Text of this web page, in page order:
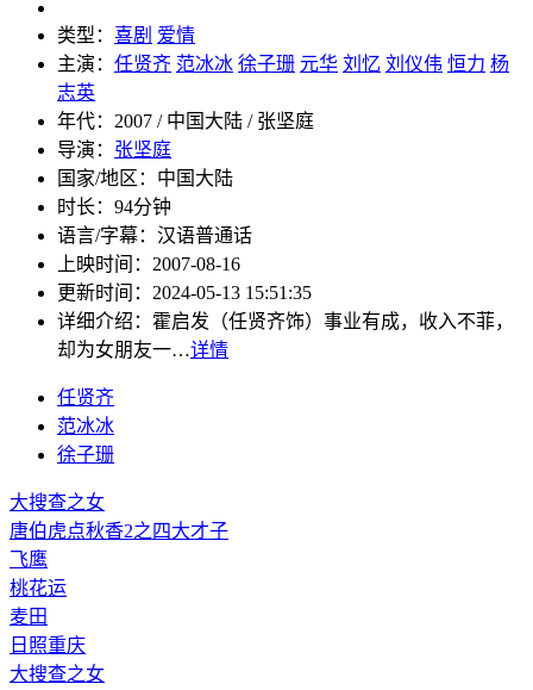
类型： 喜剧 爱情
主演： 任贤齐 范冰冰 徐子珊 元华 刘忆 刘仪伟 恒力 杨
志英
年代： 2007 / 中国大陆 / 张坚庭
导演： 张坚庭
国家/地区： 中国大陆
时长： 94分钟
语言/字幕： 汉语普通话
上映时间： 2007-08-16
更新时间： 2024-05-13 15:51:35
详细介绍： 霍启发（任贤齐饰）事业有成，收入不菲，
却为女朋友一…详情
任贤齐
范冰冰
徐子珊
大搜查之女
唐伯虎点秋香2之四大才子
飞鹰
桃花运
麦田
日照重庆
大搜查之女